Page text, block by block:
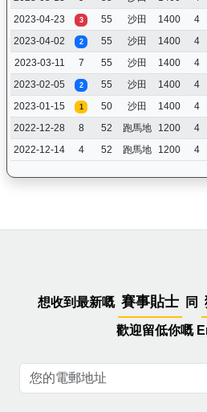
2023-04-23
3 55 沙田 1400 4
2023-04-02
2 55 沙田 1400 4
2023-03-11
7 55 沙田 1400 4
2023-02-05
2 55 沙田 1400 4
2023-01-15
1 50 沙田 1400 4
2022-12-28
8 52 跑馬地 1200 4
2022-12-14
4 52 跑馬地 1200 4
想收到最新嘅 賽事貼士 同
歡迎留低你嘅